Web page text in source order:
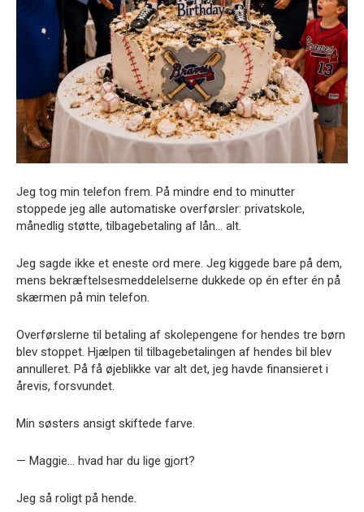
Jeg tog min telefon frem. På mindre end to minutter
stoppede jeg alle automatiske overførsler: privatskole,
månedlig støtte, tilbagebetaling af lån… alt.
Jeg sagde ikke et eneste ord mere. Jeg kiggede bare på dem,
mens bekræftelsesmeddelelserne dukkede op én efter én på
skærmen på min telefon.
Overførslerne til betaling af skolepengene for hendes tre børn
blev stoppet. Hjælpen til tilbagebetalingen af hendes bil blev
annulleret. På få øjeblikke var alt det, jeg havde finansieret i
årevis, forsvundet.
Min søsters ansigt skiftede farve.
— Maggie… hvad har du lige gjort?
Jeg så roligt på hende.